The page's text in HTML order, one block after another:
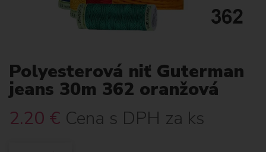
Polyesterová niť Guterman
jeans 30m 362 oranžová
2.20 € Cena s DPH za ks